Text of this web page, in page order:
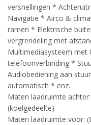
versnellingen *
Navigatie * Airco &
ramen * Elektrische
vergrendeling met
Multimediasysteem met
telefoonverbinding *
Audiobediening aan
automatisch * enz.
Maten laadruimte
(koelgedeelte)
Maten laadruimte voor: